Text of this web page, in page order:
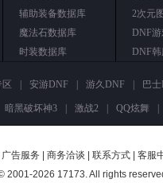
辅助装备数据库
魔法石数据库
时装数据库
2次元
DNF
DNF
安游DNF 游久DNF 巴
暗黑破坏神3 激战2 QQ炫舞
广告服务 商务洽谈 联系方式| 客服
2001-2026 17173. All rights